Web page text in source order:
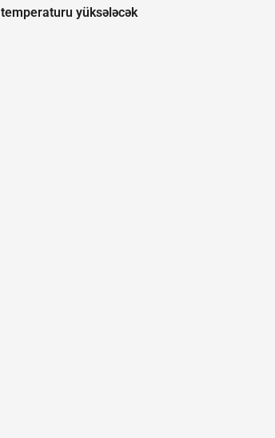
temperaturu yüksələcək